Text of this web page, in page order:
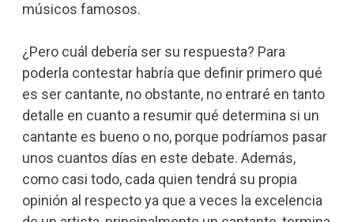
músicos famosos.
¿Pero cuál debería ser su respuesta? Para
poderla contestar habría que definir primero qué
es ser cantante, no obstante, no entraré en tanto
detalle en cuanto a resumir qué determina si un
cantante es bueno o no, porque podríamos pasar
unos cuantos días en este debate. Además,
como casi todo, cada quien tendrá su propia
opinión al respecto ya que a veces la excelencia